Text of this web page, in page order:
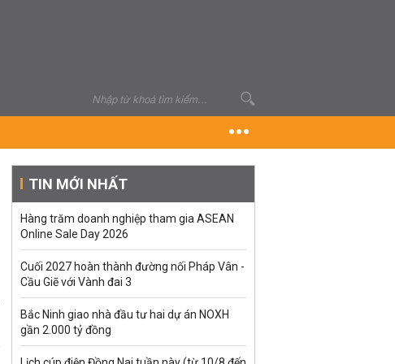
TIN MỚI NHẤT
Hàng trăm doanh nghiệp tham gia ASEAN
Online Sale Day 2026
Cuối 2027 hoàn thành đường nối Pháp Vân -
Cầu Giẽ với Vành đai 3
Bắc Ninh giao nhà đầu tư hai dự án NOXH
gần 2.000 tỷ đồng